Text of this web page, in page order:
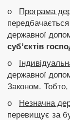
o Програма
державної
суб’єктів
o
державної
Законом.
o Незначна
перевищує за